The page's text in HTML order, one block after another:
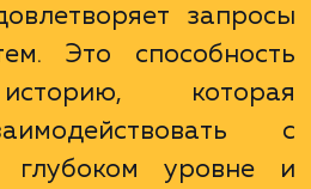
- это не
месте.